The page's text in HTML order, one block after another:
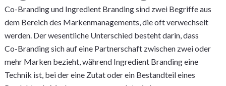
Co-Branding und Ingredient Branding sind zwei Begriffe aus
dem Bereich des Markenmanagements, die oft verwechselt
werden. Der wesentliche Unterschied besteht darin, dass
Co-Branding sich auf eine Partnerschaft zwischen zwei oder
mehr Marken bezieht, während Ingredient Branding eine
Technik ist, bei der eine Zutat oder ein Bestandteil eines